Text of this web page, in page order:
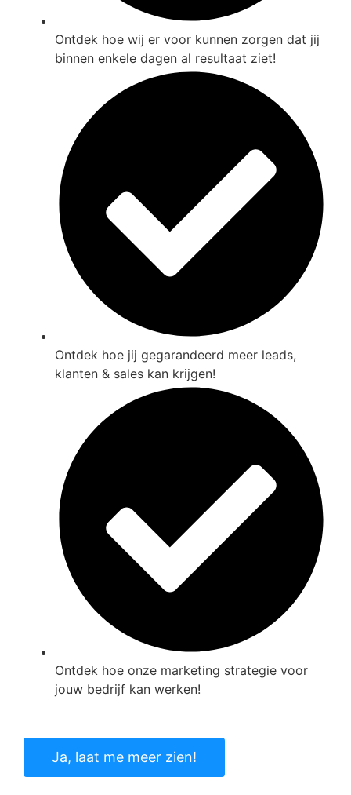
Ontdek hoe wij er voor kunnen zorgen dat jij
binnen enkele dagen al resultaat ziet!
Ontdek hoe jij gegarandeerd meer leads,
klanten & sales kan krijgen!
Ontdek hoe onze marketing strategie voor
jouw bedrijf kan werken!
Ja, laat me meer zien!